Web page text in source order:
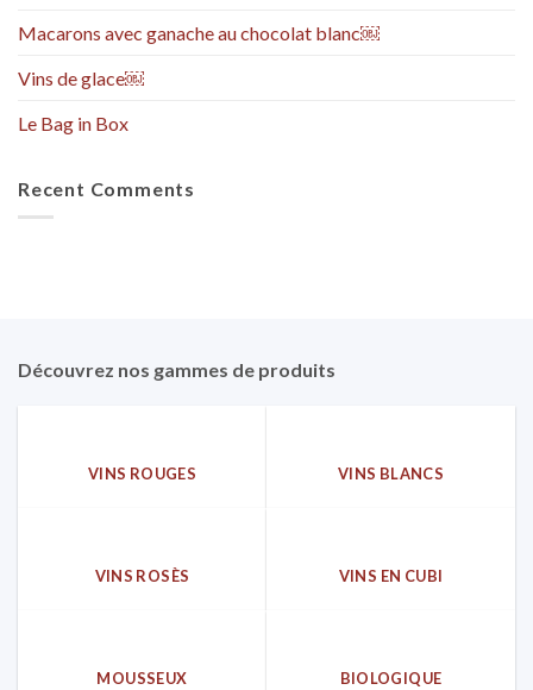
Macarons avec ganache au chocolat blanc￼
Vins de glace￼
Le Bag in Box
Recent Comments
Découvrez nos gammes de produits
VINS ROUGES VINS BLANCS
VINS ROSÈS VINS EN CUBI
MOUSSEUX BIOLOGIQUE